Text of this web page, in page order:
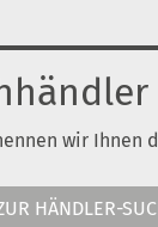
wir Ihnen
HÄNDLER-